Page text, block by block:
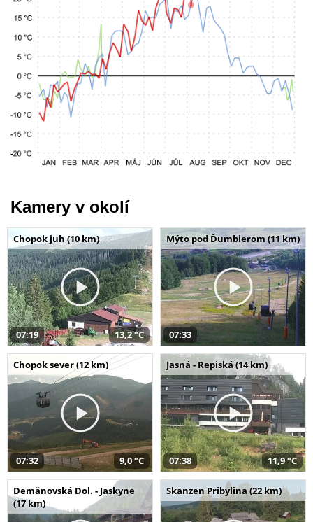
Kamery v okolí
Chopok juh (10 km)
07:19 13,2 °C
Mýto pod Ďumbierom (11 km)
07:33
Chopok sever (12 km)
07:32 9,0 °C
Jasná - Repiská (14 km)
07:38 11,9 °C
Demänovská Dol. - Jaskyne
(17 km)
Skanzen Pribylina (22 km)